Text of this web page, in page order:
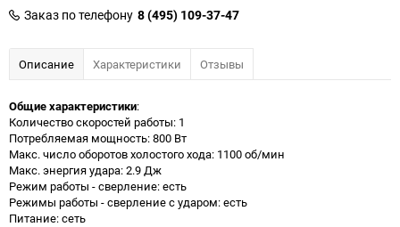
Заказ по телефону 8 (495) 109-37-47
Описание Характеристики Отзывы
Общие характеристики:
Количество скоростей работы: 1
Потребляемая мощность: 800 Вт
Макс. число оборотов холостого хода: 1100 об/мин
Макс. энергия удара: 2.9 Дж
Режим работы - сверление: есть
Режимы работы - сверление с ударом: есть
Питание: сеть